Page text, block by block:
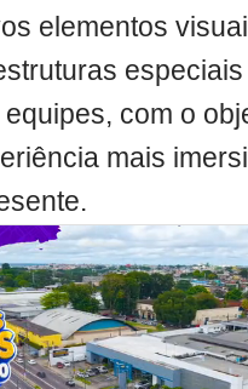
elementos
especiais
com o
mais